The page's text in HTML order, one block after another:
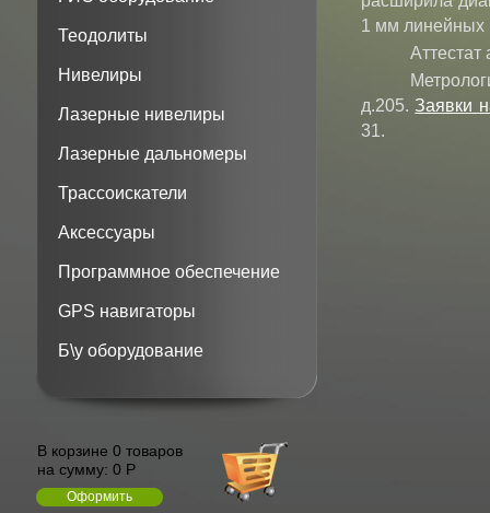
1 мм
д.205. Заявки
31.
Теодолиты
Нивелиры
Лазерные нивелиры
Лазерные дальномеры
Трассоискатели
Аксессуары
Программное обеспечение
GPS навигаторы
Б\у оборудование
В корзине 0 товаров
на сумму: 0 Р
Оформить